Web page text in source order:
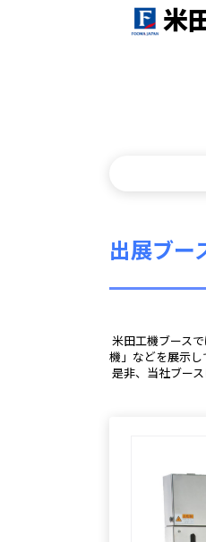
米
出展ブー
機」などを展示し
是非、当社ブー